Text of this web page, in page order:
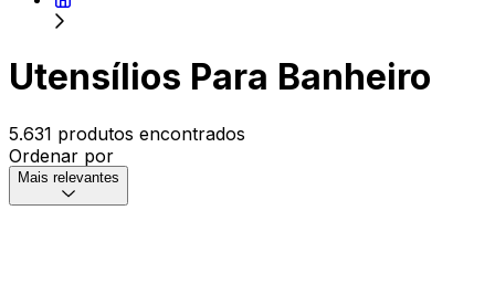
Utensílios Para Banheiro
5.631 produtos encontrados
Ordenar por
Mais relevantes